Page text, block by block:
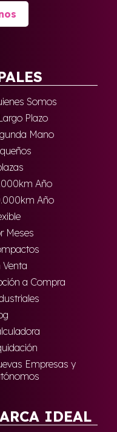
Somos
Plazo
Mano
Año
Año
Meses
Venta
a Compra
Empresas y
IDEAL